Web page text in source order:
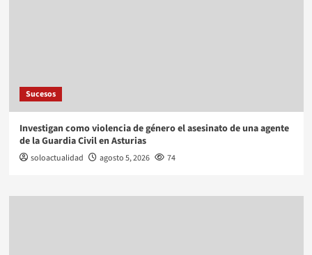
Sucesos
Investigan como violencia de género el asesinato de una agente
de la Guardia Civil en Asturias
soloactualidad agosto 5, 2026 74